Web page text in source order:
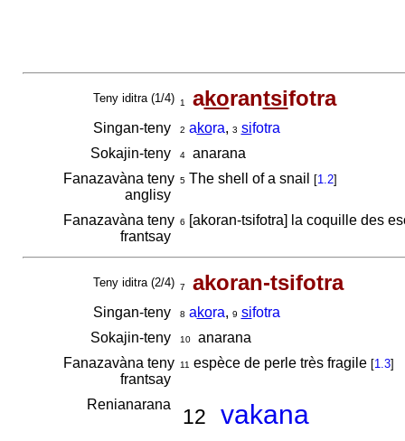
Teny iditra (1/4) 1 akorantsifotra
Singan-teny 2 akora, 3 sifotra
Sokajin-teny
4anarana
Fanazavàna teny
anglisy
5The shell of a snail [1.2]
Fanazavàna teny
frantsay
6 [akoran-tsifotra] la coquille des
Teny iditra (2/4) 7 akoran-tsifotra
Singan-teny 8 akora, 9 sifotra
Sokajin-teny
10anarana
Fanazavàna teny
frantsay
11 espèce de perle très fragile [1.3]
Renianarana
12 vakana